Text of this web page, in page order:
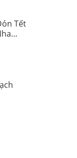
Tết